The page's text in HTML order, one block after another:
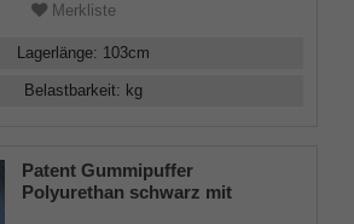
Merkliste
Lagerlänge: 103cm
Belastbarkeit: kg
Patent Gummipuffer
Polyurethan schwarz mit